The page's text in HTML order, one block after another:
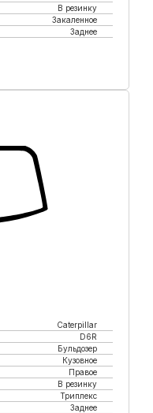
В резинку
Закаленное
Заднее
Caterpillar
D6R
Бульдозер
Кузовное
Правое
В резинку
Триплекс
Заднее